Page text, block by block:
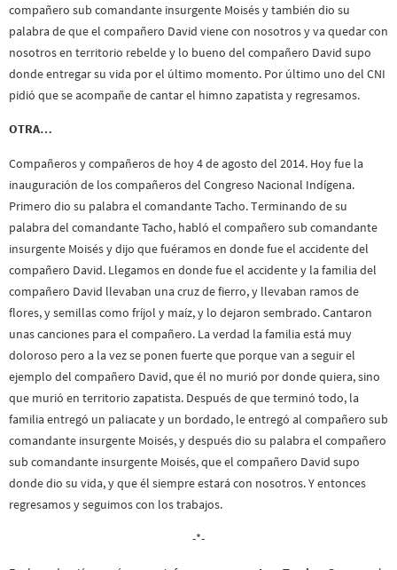
compañero sub comandante insurgente Moisés y también dio su
palabra de que el compañero David viene con nosotros y va quedar con
nosotros en territorio rebelde y lo bueno del compañero David supo
donde entregar su vida por el último momento. Por último uno del CNI
pidió que se acompañe de cantar el himno zapatista y regresamos.
OTRA…
Compañeros y compañeros de hoy 4 de agosto del 2014. Hoy fue la
inauguración de los compañeros del Congreso Nacional Indígena.
Primero dio su palabra el comandante Tacho. Terminando de su
palabra del comandante Tacho, habló el compañero sub comandante
insurgente Moisés y dijo que fuéramos en donde fue el accidente del
compañero David. Llegamos en donde fue el accidente y la familia del
compañero David llevaban una cruz de fierro, y llevaban ramos de
flores, y semillas como fríjol y maíz, y lo dejaron sembrado. Cantaron
unas canciones para el compañero. La verdad la familia está muy
doloroso pero a la vez se ponen fuerte que porque van a seguir el
ejemplo del compañero David, que él no murió por donde quiera, sino
que murió en territorio zapatista. Después de que terminó todo, la
familia entregó un paliacate y un bordado, le entregó al compañero sub
comandante insurgente Moisés, y después dio su palabra el compañero
sub comandante insurgente Moisés, que el compañero David supo
donde dio su vida, y que él siempre estará con nosotros. Y entonces
regresamos y seguimos con los trabajos.
-*-